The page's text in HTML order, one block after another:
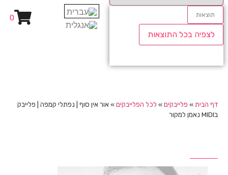
תוצאות
לצפיה בכל התוצאות
0
דף הבית » פלייבקים» לכל הפלייבקים» אור אין סוף | נפתלי קמפה | פלייבק
בMIDI נאמן למקור